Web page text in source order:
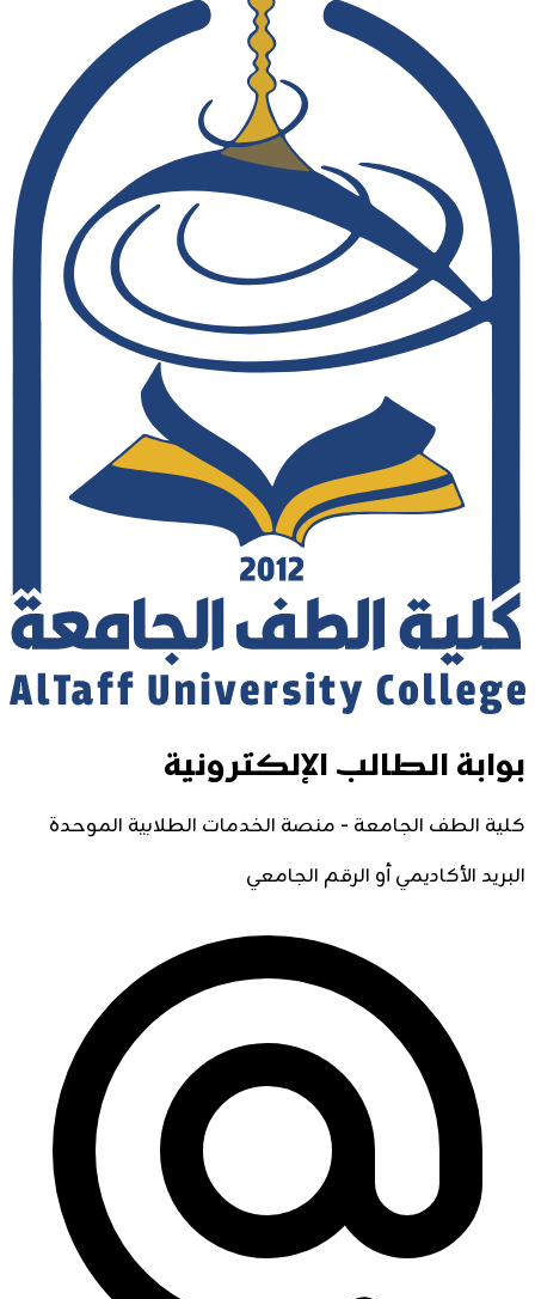
بوابة الطالب الإلكترونية
كلية الطف الجامعة - منصة الخدمات الطلابية الموحدة
البريد الأكاديمي أو الرقم الجامعي